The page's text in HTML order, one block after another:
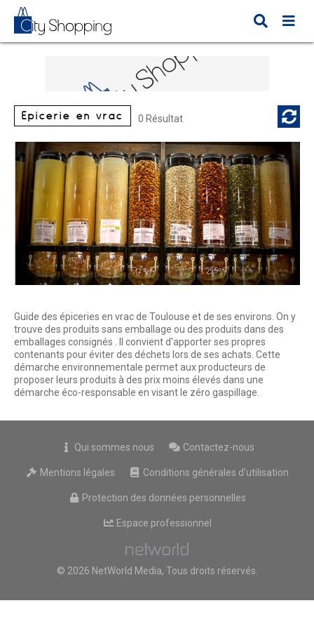
Epicerie en vrac 0 Résultat
Guide des épiceries en vrac de Toulouse et de ses environs. On y
trouve des produits sans emballage ou des produits dans des
emballages consignés . Il convient d'apporter ses propres
contenants pour éviter des déchets lors de ses achats. Cette
démarche environnementale permet aux producteurs de
proposer leurs produits à des prix moins élevés dans une
démarche éco-responsable en visant le zéro gaspillage.
Qui sommes nous Contactez-nous
Mentions légales Conditions générales d'utilisation
Protection des données personnelles
Espace professionnel
© 2026 NetWorld Media, Tous droits réservés.